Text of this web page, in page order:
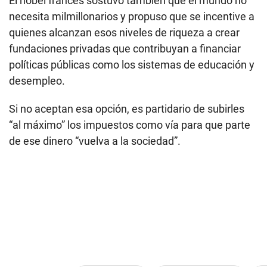
necesita milmillonarios y propuso que se incentive a
quienes alcanzan esos niveles de riqueza a crear
fundaciones privadas que contribuyan a financiar
políticas públicas como los sistemas de educación y
desempleo.
Si no aceptan esa opción, es partidario de subirles
“al máximo” los impuestos como vía para que parte
de ese dinero “vuelva a la sociedad”.